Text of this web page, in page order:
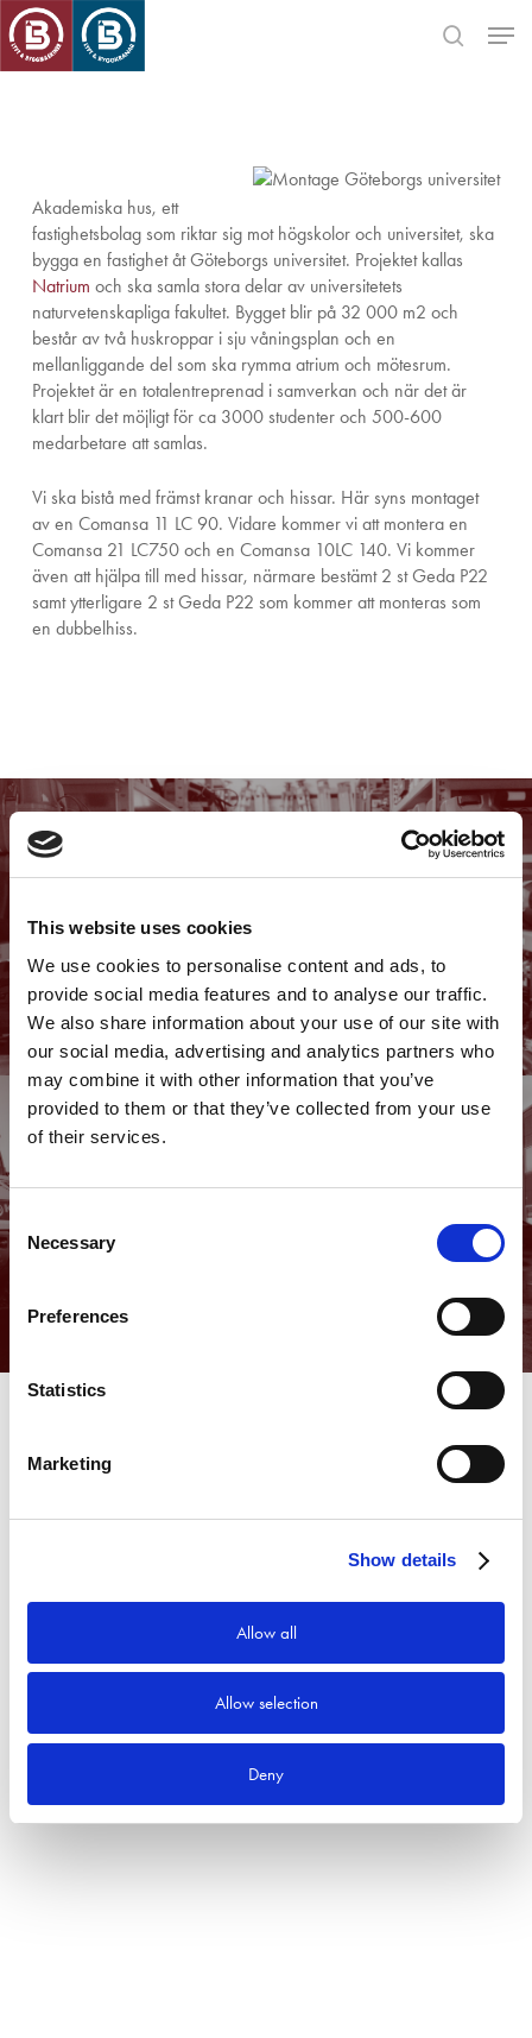
This website uses cookies
We use cookies to personalise content and ads, to
provide social media features and to analyse our traffic.
We also share information about your use of our site with
our social media, advertising and analytics partners who
may combine it with other information that you’ve
provided to them or that they’ve collected from your use
of their services.
Consent
Selection
Necessary
Preferences
Statistics
Marketing
Show details
Allow all
Allow selection
Deny
Skip
to
main
search
Akademiska hus, ett
fastighetsbolag som riktar sig mot högskolor och universitet, ska
bygga en fastighet åt Göteborgs universitet. Projektet kallas
Natrium och ska samla stora delar av universitetets
naturvetenskapliga fakultet. Bygget blir på 32 000 m2 och
består av två huskroppar i sju våningsplan och en
mellanliggande del som ska rymma atrium och mötesrum.
Projektet är en totalentreprenad i samverkan och när det är
klart blir det möjligt för ca 3000 studenter och 500-600
medarbetare att samlas.
Vi ska bistå med främst kranar och hissar. Här syns montaget
av en Comansa 11 LC 90. Vidare kommer vi att montera en
Comansa 21 LC750 och en Comansa 10LC 140. Vi kommer
även att hjälpa till med hissar, närmare bestämt 2 st Geda P22
samt ytterligare 2 st Geda P22 som kommer att monteras som
en dubbelhiss.
Väggmålning i Kristanstad